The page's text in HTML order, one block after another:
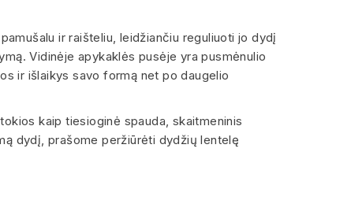
ir raišteliu, leidžiančiu reguliuoti jo dydį
Vidinėje apykaklės pusėje yra pusmėnulio
ir išlaikys savo formą net po daugelio
kaip tiesioginė spauda, skaitmeninis
dydį, prašome peržiūrėti dydžių lentelę